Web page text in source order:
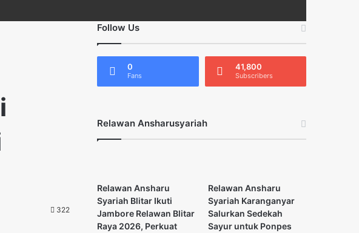
322
Follow Us
0
Fans
41,800
Subscribers
Relawan Ansharusyariah
Relawan Ansharu
Syariah Blitar Ikuti
Jambore Relawan Blitar
Raya 2026, Perkuat
Relawan Ansharu
Syariah Karanganyar
Salurkan Sedekah
Sayur untuk Ponpes